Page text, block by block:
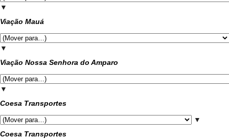
▼
Viação Mauá
▼
Viação Nossa Senhora do Amparo
▼
Coesa Transportes
▼
Coesa Transportes